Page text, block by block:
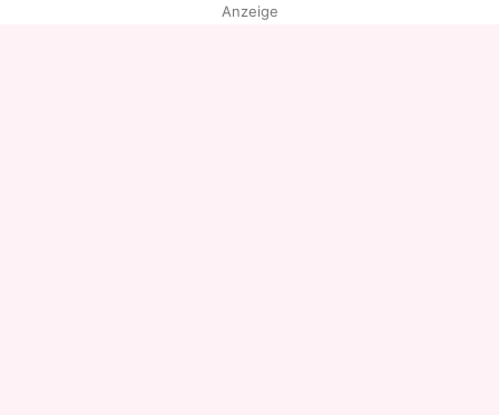
Anzeige